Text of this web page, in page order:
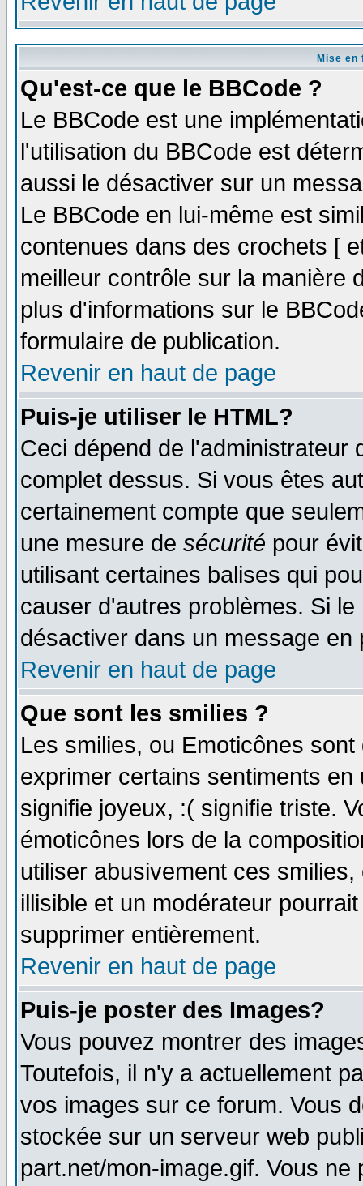
Mise
Qu'est-ce que le BBCode ?
Le BBCode est une
l'utilisation du BBCode est
aussi le désactiver sur un
Le BBCode en lui-même est
contenues dans des crochets [
meilleur contrôle sur la manière
plus d'informations sur le
formulaire de publication.
Revenir en haut de page
Puis-je utiliser le HTML?
Ceci dépend de l'administrateur
complet dessus. Si vous êtes
certainement compte que
une mesure de sécurité pour
utilisant certaines balises qui
causer d'autres problèmes. Si
désactiver dans un message
Revenir en haut de page
Que sont les smilies ?
Les smilies, ou Emoticônes
exprimer certains sentiments
signifie joyeux, :( signifie triste.
émoticônes lors de la
utiliser abusivement ces
illisible et un modérateur
supprimer entièrement.
Revenir en haut de page
Puis-je poster des Images?
Vous pouvez montrer des
Toutefois, il n'y a actuellement
vos images sur ce forum. Vous
stockée sur un serveur web
part.net/mon-image.gif. Vous